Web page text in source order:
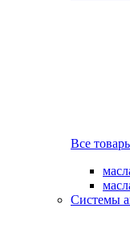
Все
Системы